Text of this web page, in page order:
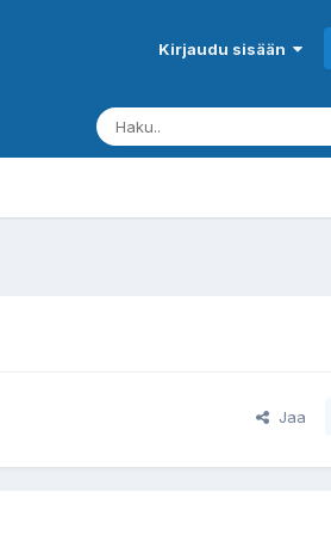
Kirjaudu sisään
Jaa